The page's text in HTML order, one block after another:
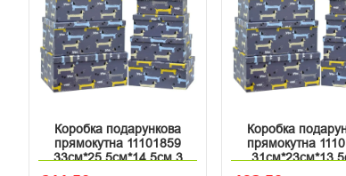
Коробка подарункова
прямокутна 11101859
33см*25.5см*14.5см 3
Коробка
прямокутна